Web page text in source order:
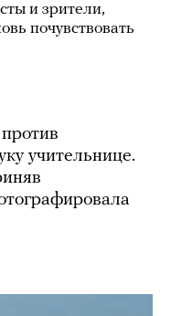
и зрители,
почувствовать
учительнице.